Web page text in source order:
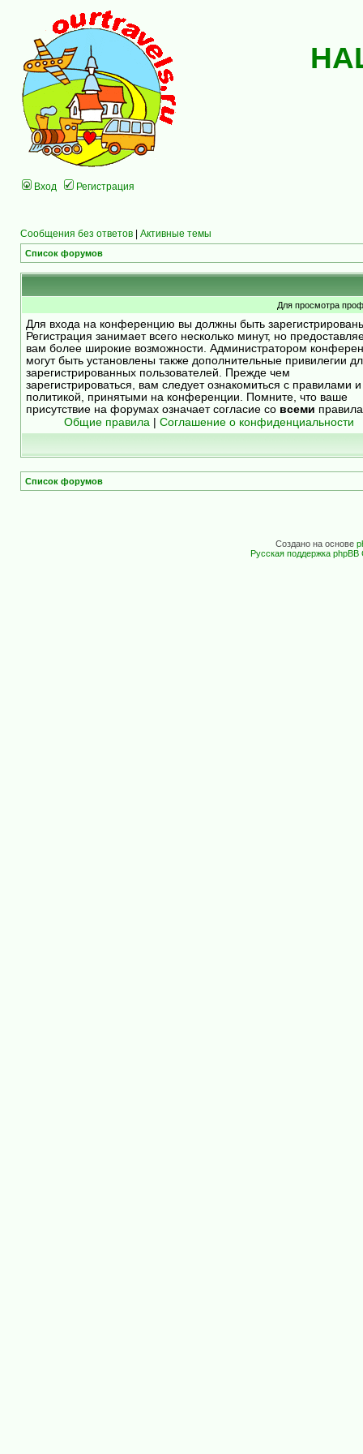
Вход Регистрация
Сообщения без ответов | Активные темы
Список форумов
Для просмотра
Для входа на конференцию вы должны быть
Регистрация занимает всего несколько минут, но
вам более широкие возможности. Администратором
могут быть установлены также дополнительные привилегии
зарегистрированных пользователей. Прежде чем
зарегистрироваться, вам следует ознакомиться с правилами и
политикой, принятыми на конференции. Помните, что ваше
присутствие на форумах означает согласие со всеми
Общие правила
Соглашение о конфиденциальности
Список форумов
Создано на основе
Русская поддержка phpBB